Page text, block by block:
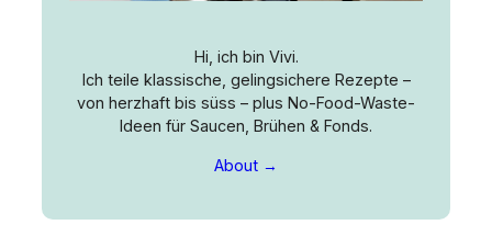
Hi, ich bin Vivi.
Ich teile klassische, gelingsichere Rezepte –
von herzhaft bis süss – plus No-Food-Waste-
Ideen für Saucen, Brühen & Fonds.
About →